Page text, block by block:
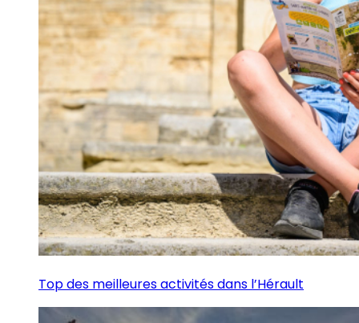
Top des meilleures activités dans l’Hérault